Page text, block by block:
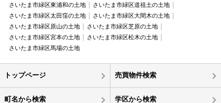
さいたま市緑区東浦和の土地
さいたま市緑区道祖土の土地
さいたま市緑区太田窪の土地
さいたま市緑区大間木の土地
さいたま市緑区原山の土地
さいたま市緑区芝原の土地
さいたま市緑区宮本の土地
さいたま市緑区松木の土地
さいたま市緑区馬場の土地
トップページ 売買物件検索
町名から検索 学区から検索